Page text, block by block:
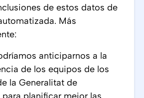
de estos datos de
Más
anticiparnos a la
de los equipos de los
la Generalitat de